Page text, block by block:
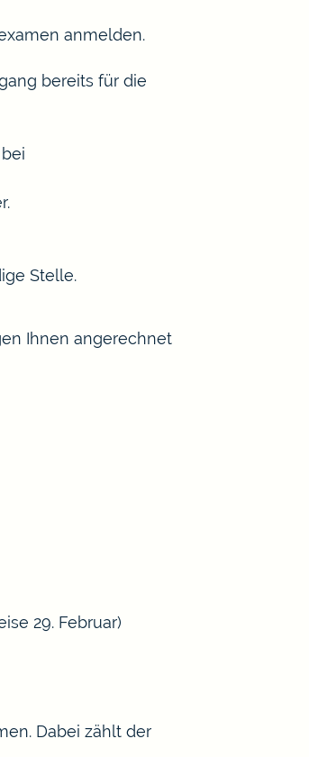
anmelden.
bereits für die
Stelle.
Ihnen angerechnet
29. Februar)
Dabei zählt der